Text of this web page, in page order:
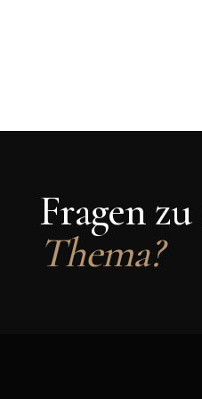
Fragen
Thema?